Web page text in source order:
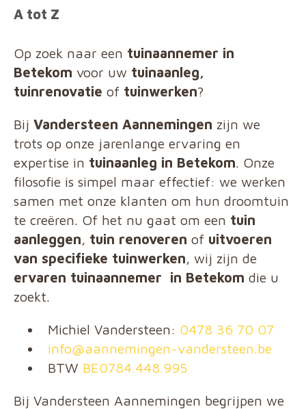
A tot Z
Op zoek naar een tuinaannemer in
Betekom voor uw tuinaanleg,
tuinrenovatie of tuinwerken?
Bij Vandersteen Aannemingen zijn we
trots op onze jarenlange ervaring en
expertise in tuinaanleg in Betekom. Onze
filosofie is simpel maar effectief: we werken
samen met onze klanten om hun droomtuin
te creëren. Of het nu gaat om een tuin
aanleggen, tuin renoveren of uitvoeren
van specifieke tuinwerken, wij zijn de
ervaren tuinaannemer
in Betekom die u
zoekt.
Michiel Vandersteen: 0478 36 70 07
info@aannemingen-vandersteen.be
BTW BE0784.448.995
Bij Vandersteen Aannemingen begrijpen we